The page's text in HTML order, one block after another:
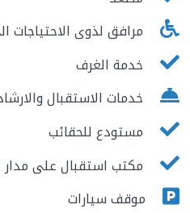
مرافق لذوى الاحتياجات
خدمة الغرف
خدمات الاستقبال
مستودع للحقائب
مكتب استقبال على مدار
موقف سيارات